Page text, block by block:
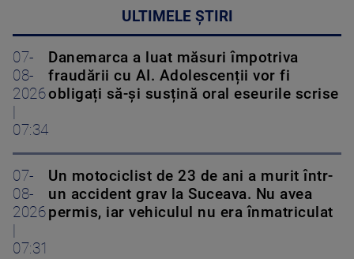
ULTIMELE ȘTIRI
07-
08-
2026
07:34
Danemarca a luat măsuri împotriva
fraudării cu AI. Adolescenții vor fi
obligați să-și susțină oral eseurile scrise
07-
08-
2026
07:31
Un motociclist de 23 de ani a murit într-
un accident grav la Suceava. Nu avea
permis, iar vehiculul nu era înmatriculat